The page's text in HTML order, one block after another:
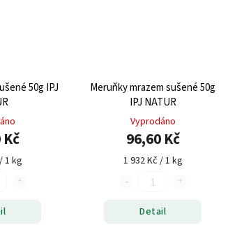
50g IPJ
1 kg
Meruňky mrazem sušené 50g
IPJ NATUR
Vyprodáno
96,60 Kč
1 932 Kč / 1 kg
Detail